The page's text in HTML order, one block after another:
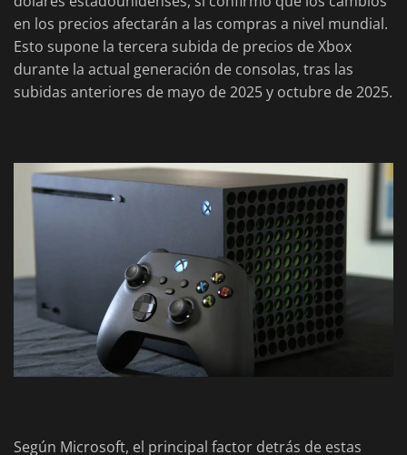
en los precios afectarán a las compras a nivel mundial.
Esto supone la tercera subida de precios de Xbox
durante la actual generación de consolas, tras las
subidas anteriores de mayo de 2025 y octubre de 2025.
Según Microsoft, el principal factor detrás de estas